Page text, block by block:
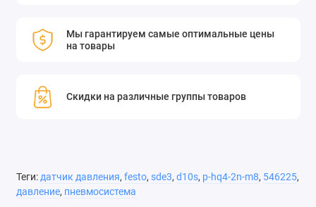
Мы гарантируем самые оптимальные цены
на товары
Скидки на различные группы товаров
Теги:датчик давления, festo, sde3, d10s, p-hq4-2n-m8, 546225,
давление, пневмосистема